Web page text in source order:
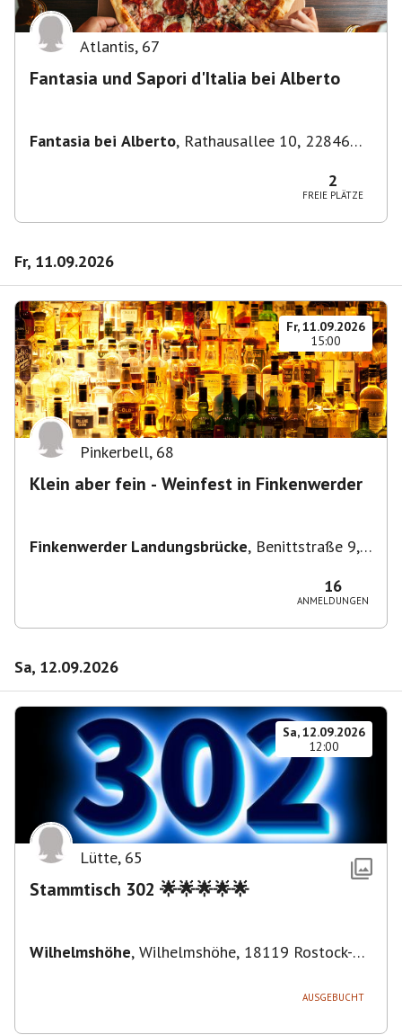
Atlantis, 67
Fantasia und Sapori d'Italia bei Alberto
Fantasia bei Alberto, Rathausallee 10, 22846
2
FREIE PLÄTZE
Fr, 11.09.2026
Fr, 11.09.2026
15:00
Pinkerbell, 68
Klein aber fein - Weinfest in Finkenwerder
Finkenwerder Landungsbrücke, Benittstraße 9,
16
ANMELDUNGEN
Sa, 12.09.2026
Sa, 12.09.2026
12:00
Lütte, 65
Stammtisch 302 🌟🌟🌟🌟🌟
Wilhelmshöhe, Wilhelmshöhe, 18119 Rostock-
AUSGEBUCHT